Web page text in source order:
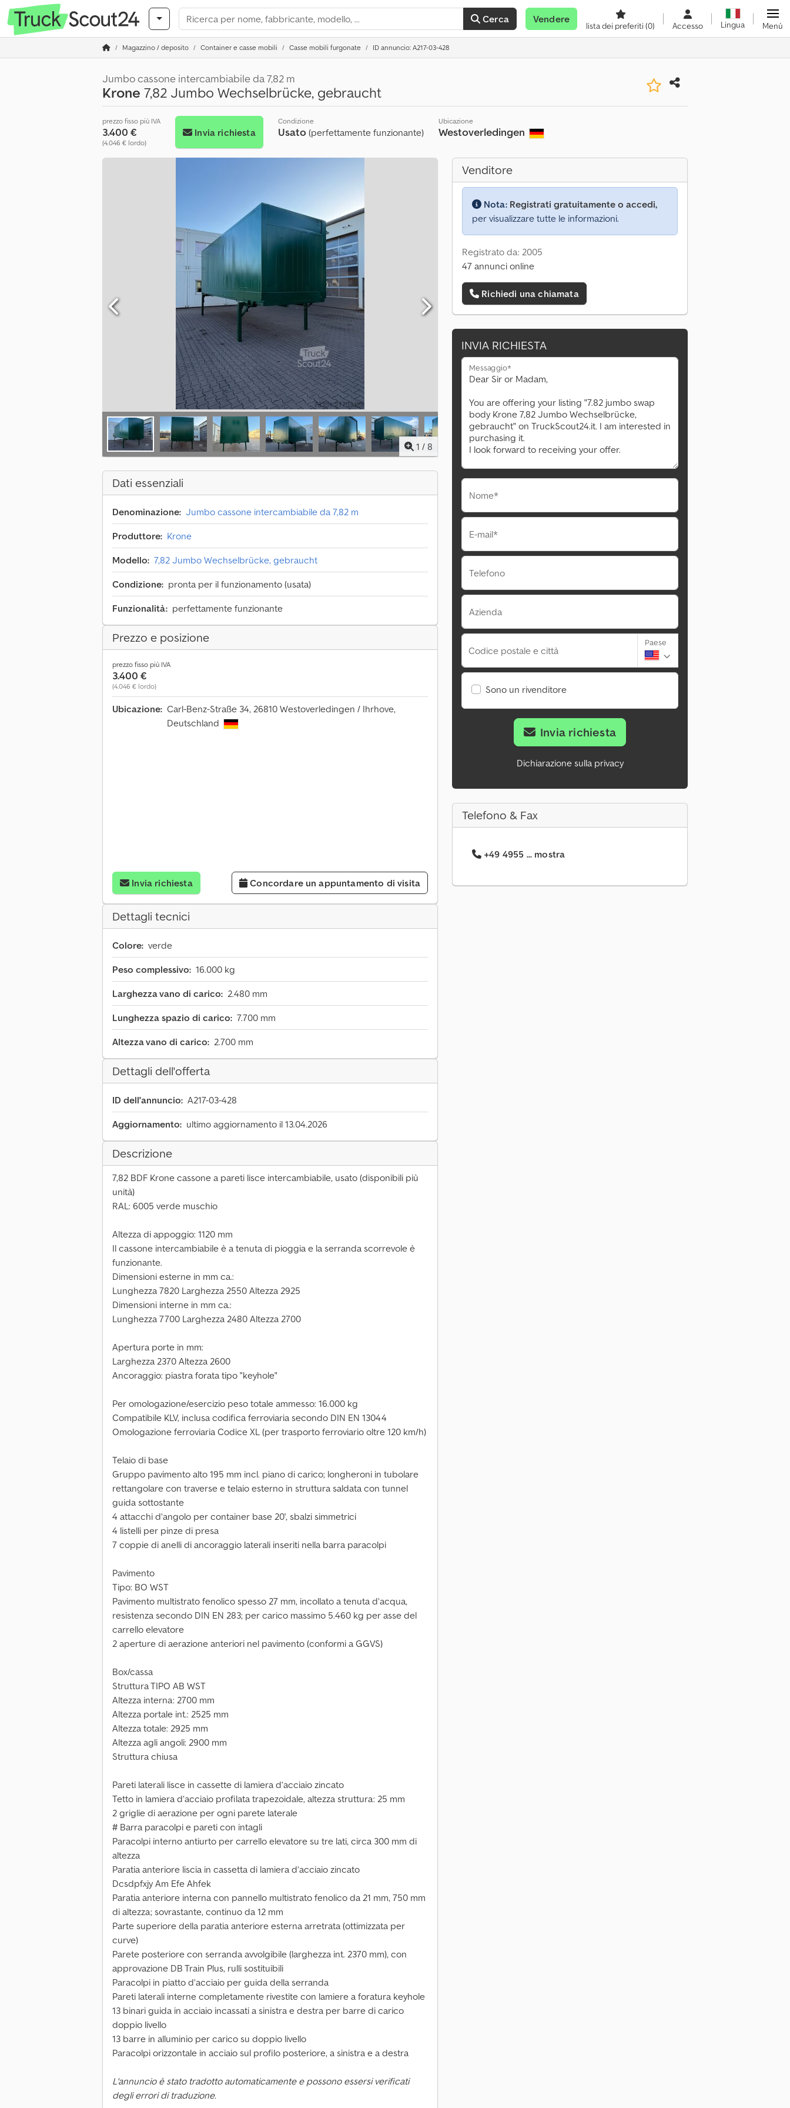
Cerca Vendere
lista dei preferiti (0) Accesso Lingua Menù
Magazzino / deposito Container e casse mobili Casse mobili furgonate ID annuncio: A217-03-428
Jumbo cassone intercambiabile da 7,82 m
Krone 7,82 Jumbo Wechselbrücke, gebraucht
prezzo fisso più IVA
3.400 €
(4.046 € lordo)
Invia richiesta
Condizione
Usato (perfettamente funzionante)
Ubicazione
Westoverledingen
1 / 8
Dati essenziali
Denominazione: Jumbo cassone intercambiabile da 7,82 m
Produttore: Krone
Modello: 7,82 Jumbo Wechselbrücke, gebraucht
Condizione: pronta per il funzionamento (usata)
Funzionalità: perfettamente funzionante
Prezzo e posizione
prezzo fisso più IVA
3.400 €
(4.046 € lordo)
Ubicazione: Carl-Benz-Straße 34, 26810 Westoverledingen / Ihrhove,
Deutschland
Invia richiesta Concordare un appuntamento di visita
Dettagli tecnici
Colore: verde
Peso complessivo: 16.000 kg
Larghezza vano di carico: 2.480 mm
Lunghezza spazio di carico: 7.700 mm
Altezza vano di carico: 2.700 mm
Dettagli dell'offerta
ID dell'annuncio: A217-03-428
Aggiornamento: ultimo aggiornamento il 13.04.2026
Descrizione
7,82 BDF Krone cassone a pareti lisce intercambiabile, usato (disponibili più
unità)
RAL: 6005 verde muschio
Altezza di appoggio: 1120 mm
Il cassone intercambiabile è a tenuta di pioggia e la serranda scorrevole è
funzionante.
Dimensioni esterne in mm ca.:
Lunghezza 7820 Larghezza 2550 Altezza 2925
Dimensioni interne in mm ca.:
Lunghezza 7700 Larghezza 2480 Altezza 2700
Apertura porte in mm:
Larghezza 2370 Altezza 2600
Ancoraggio: piastra forata tipo "keyhole"
Per omologazione/esercizio peso totale ammesso: 16.000 kg
Compatibile KLV, inclusa codifica ferroviaria secondo DIN EN 13044
Omologazione ferroviaria Codice XL (per trasporto ferroviario oltre 120 km/h)
Telaio di base
Gruppo pavimento alto 195 mm incl. piano di carico; longheroni in tubolare
rettangolare con traverse e telaio esterno in struttura saldata con tunnel
guida sottostante
4 attacchi d’angolo per container base 20', sbalzi simmetrici
4 listelli per pinze di presa
7 coppie di anelli di ancoraggio laterali inseriti nella barra paracolpi
Pavimento
Tipo: BO WST
Pavimento multistrato fenolico spesso 27 mm, incollato a tenuta d’acqua,
resistenza secondo DIN EN 283; per carico massimo 5.460 kg per asse del
carrello elevatore
2 aperture di aerazione anteriori nel pavimento (conformi a GGVS)
Box/cassa
Struttura TIPO AB WST
Altezza interna: 2700 mm
Altezza portale int.: 2525 mm
Altezza totale: 2925 mm
Altezza agli angoli: 2900 mm
Struttura chiusa
Pareti laterali lisce in cassette di lamiera d’acciaio zincato
Tetto in lamiera d’acciaio profilata trapezoidale, altezza struttura: 25 mm
2 griglie di aerazione per ogni parete laterale
# Barra paracolpi e pareti con intagli
Paracolpi interno antiurto per carrello elevatore su tre lati, circa 300 mm di
altezza
Paratia anteriore liscia in cassetta di lamiera d’acciaio zincato
Dcsdpfxjy Am Efe Ahfek
Paratia anteriore interna con pannello multistrato fenolico da 21 mm, 750 mm
di altezza; sovrastante, continuo da 12 mm
Parte superiore della paratia anteriore esterna arretrata (ottimizzata per
curve)
Parete posteriore con serranda avvolgibile (larghezza int. 2370 mm), con
approvazione DB Train Plus, rulli sostituibili
Paracolpi in piatto d’acciaio per guida della serranda
Pareti laterali interne completamente rivestite con lamiere a foratura keyhole
13 binari guida in acciaio incassati a sinistra e destra per barre di carico
doppio livello
13 barre in alluminio per carico su doppio livello
Paracolpi orizzontale in acciaio sul profilo posteriore, a sinistra e a destra
L'annuncio è stato tradotto automaticamente e possono essersi verificati
degli errori di traduzione.
Venditore
Nota: Registrati gratuitamente o accedi,
per visualizzare tutte le informazioni.
Registrato da: 2005
47 annunci online
Richiedi una chiamata
INVIA RICHIESTA
Messaggio*
Nome*
E-mail*
Telefono
Azienda
Codice postale e città
Paese
Sono un rivenditore
Invia richiesta
Dichiarazione sulla privacy
Telefono & Fax
+49 4955 ... mostra